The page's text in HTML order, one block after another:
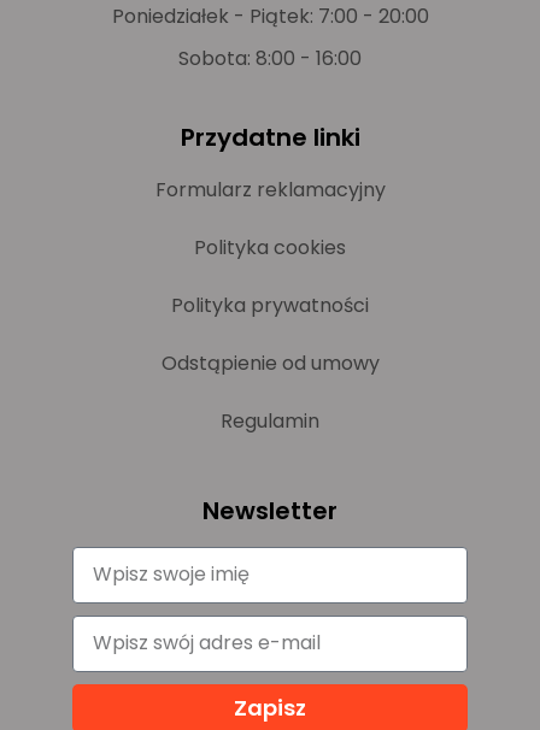
Poniedziałek - Piątek: 7:00 - 20:00
Sobota: 8:00 - 16:00
Przydatne linki
Formularz reklamacyjny
Polityka cookies
Polityka prywatności
Odstąpienie od umowy
Regulamin
Newsletter
Zapisz